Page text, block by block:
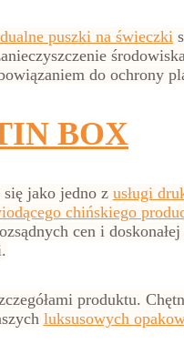
puszki na świeczki
do ochrony
BOX
jako jedno z usługi
chińskiego
cen i
produktu.
luksusowych